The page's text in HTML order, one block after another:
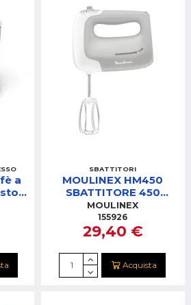
a
SBATTITORI
MOULINEX HM450
SBATTITORE 450
WATT NEW PREPLINE
MOULINEX
155926
29,40 €
Acquista